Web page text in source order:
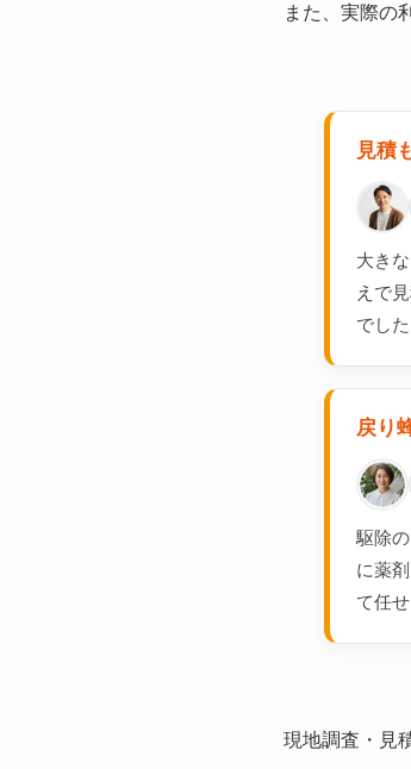
また、実際の
見積
大き
えで
でし
戻り
駆除
に薬
て任せ
現地調査・見